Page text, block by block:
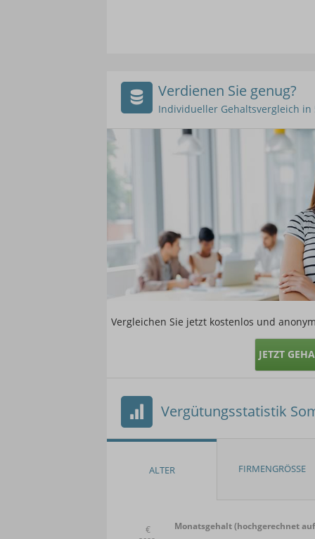
Verdienen Sie genug?
Individueller Gehaltsvergleich in
Vergleichen Sie jetzt kostenlos und
JETZT
Vergütungsstatistik
Monatsgehalt (hochgerechnet